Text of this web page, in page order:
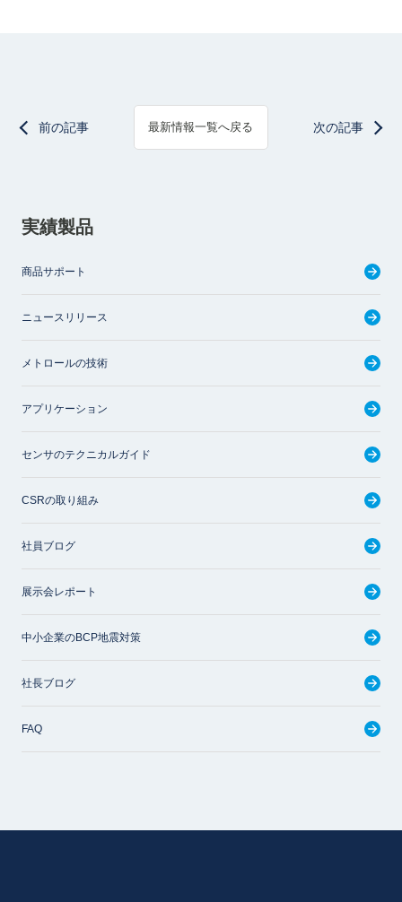
前の記事 最新情報一覧へ戻る 次の記事
実績製品
商品サポート
ニュースリリース
メトロールの技術
アプリケーション
センサのテクニカルガイド
CSRの取り組み
社員ブログ
展示会レポート
中小企業のBCP地震対策
社長ブログ
FAQ